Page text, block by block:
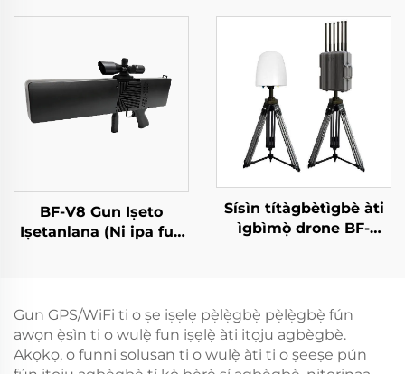
BF-V8 Gun Iṣeto
Iṣetanlana (Ni ipa fun
Sísìn títàgbètìgbè àti
ìgbìmọ̀ drone BF-
Gun GPS/WiFi ti o ṣe iṣẹlẹ pẹ̀lẹ̀gbẹ̀ pẹ̀lẹ̀gbẹ̀ fún
awọn ẹ̀sìn ti o wulẹ̀ fun iṣẹlẹ̀ àti itọju agbègbè.
Akọkọ, o funni solusan ti o wulẹ̀ àti ti o ṣeeṣe pún